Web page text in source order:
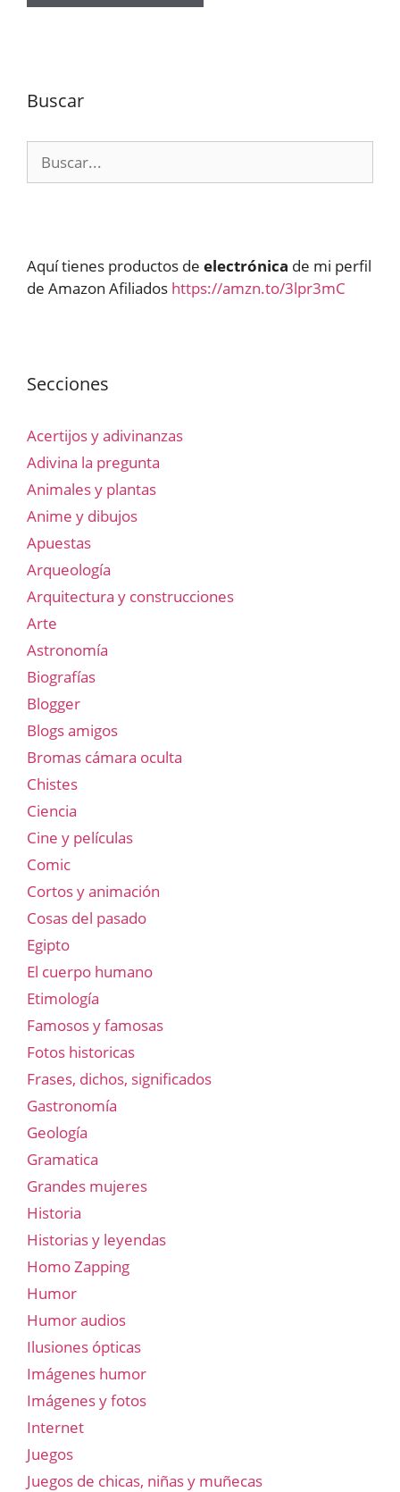
Buscar
Aquí tienes productos de electrónica de mi perfil
de Amazon Afiliados https://amzn.to/3lpr3mC
Secciones
Acertijos y adivinanzas
Adivina la pregunta
Animales y plantas
Anime y dibujos
Apuestas
Arqueología
Arquitectura y construcciones
Arte
Astronomía
Biografías
Blogger
Blogs amigos
Bromas cámara oculta
Chistes
Ciencia
Cine y películas
Comic
Cortos y animación
Cosas del pasado
Egipto
El cuerpo humano
Etimología
Famosos y famosas
Fotos historicas
Frases, dichos, significados
Gastronomía
Geología
Gramatica
Grandes mujeres
Historia
Historias y leyendas
Homo Zapping
Humor
Humor audios
Ilusiones ópticas
Imágenes humor
Imágenes y fotos
Internet
Juegos
Juegos de chicas, niñas y muñecas